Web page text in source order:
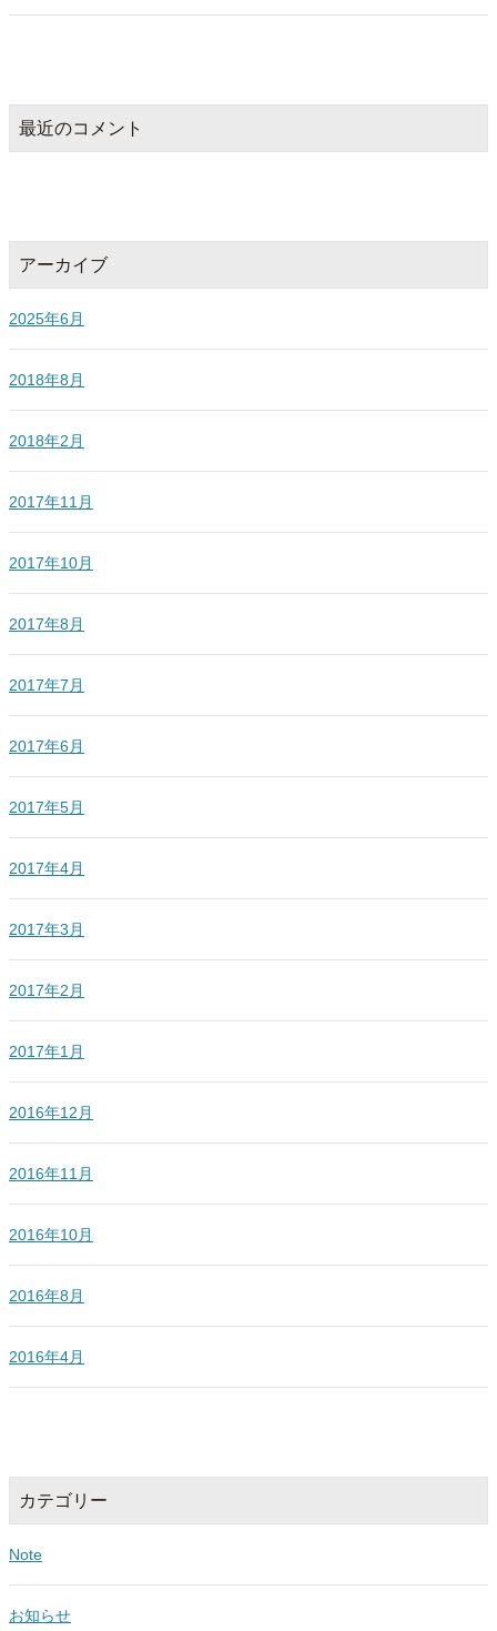
最近のコメント
アーカイブ
2025年6月
2018年8月
2018年2月
2017年11月
2017年10月
2017年8月
2017年7月
2017年6月
2017年5月
2017年4月
2017年3月
2017年2月
2017年1月
2016年12月
2016年11月
2016年10月
2016年8月
2016年4月
カテゴリー
Note
お知らせ